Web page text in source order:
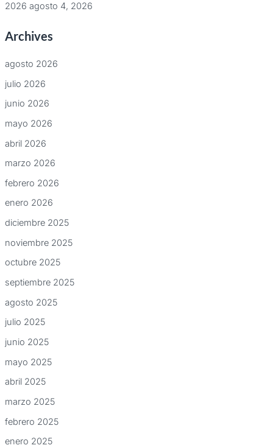
2026 agosto 4, 2026
Archives
agosto 2026
julio 2026
junio 2026
mayo 2026
abril 2026
marzo 2026
febrero 2026
enero 2026
diciembre 2025
noviembre 2025
octubre 2025
septiembre 2025
agosto 2025
julio 2025
junio 2025
mayo 2025
abril 2025
marzo 2025
febrero 2025
enero 2025